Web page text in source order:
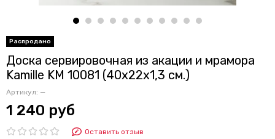
Доска сервировочная из акации и мрамора
Kamille KM 10081 (40х22х1,3 см.)
Артикул: —
1 240 руб
Оставить отзыв